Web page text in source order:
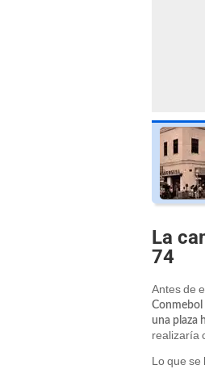
La
74
Antes de
Conmebol
una plaza
realizaría
Lo que se